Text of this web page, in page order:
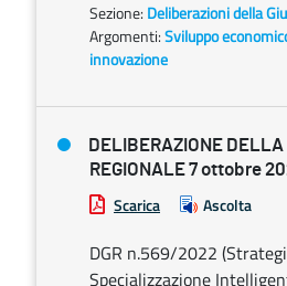
Sezione: Deliberazioni della
Argomenti:Sviluppo
innovazione
DELIBERAZIONE DELLA
REGIONALE 7 ottobre
Scarica Ascolta
DGR n.569/2022
Specializzazione